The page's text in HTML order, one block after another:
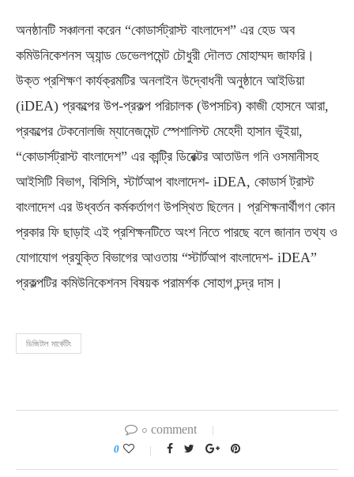
অনষ্ঠানটি সঞ্চালনা করেন “কোডার্সট্রাস্ট বাংলাদেশ” এর হেড অব
কমিউনিকেশনস অ্যান্ড ডেভেলপমেন্ট চৌধুরী দৌলত মোহাম্মদ জাফরি।
উক্ত প্রশিক্ষণ কার্যক্রমটির অনলাইন উদ্বোধনী অনুষ্ঠানে আইডিয়া
(iDEA) প্রকল্পের উপ-প্রকল্প পরিচালক (উপসচিব) কাজী হোসনে আরা,
প্রকল্পের টেকনোলজি ম্যানেজমেন্ট স্পেশালিস্ট মেহেদী হাসান ভূঁইয়া,
“কোডার্সট্রাস্ট বাংলাদেশ” এর কান্ট্রি ডিরেক্টর আতাউল গনি ওসমানীসহ
আইসিটি বিভাগ, বিসিসি, স্টার্টআপ বাংলাদেশ- iDEA, কোডার্স ট্রাস্ট
বাংলাদেশ এর উধ্বর্তন কর্মকর্তাগণ উপস্থিত ছিলেন। প্রশিক্ষনার্থীগণ কোন
প্রকার ফি ছাড়াই এই প্রশিক্ষনটিতে অংশ নিতে পারছে বলে জানান তথ্য ও
যোগাযোগ প্রযুক্তি বিভাগের আওতায় “স্টার্টআপ বাংলাদেশ- iDEA”
প্রকল্পটির কমিউনিকেশনস বিষয়ক পরামর্শক সোহাগ চন্দ্র দাস।
ডিজিটাল মার্কেটিং
০ comment
0